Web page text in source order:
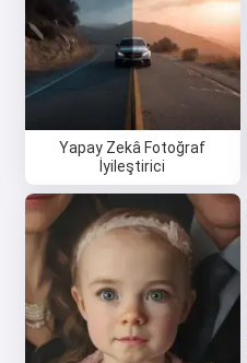
Yapay Zekâ Fotoğraf
İyileştirici